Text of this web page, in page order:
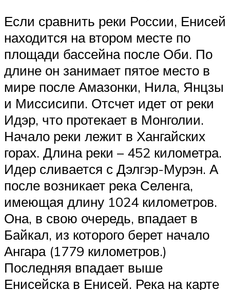
Если сравнить реки России, Енисей
находится на втором месте по
площади бассейна после Оби. По
длине он занимает пятое место в
мире после Амазонки, Нила, Янцзы
и Миссисипи. Отсчет идет от реки
Идэр, что протекает в Монголии.
Начало реки лежит в Хангайских
горах. Длина реки – 452 километра.
Идер сливается с Дэлгэр-Мурэн. А
после возникает река Селенга,
имеющая длину 1024 километров.
Она, в свою очередь, впадает в
Байкал, из которого берет начало
Ангара (1779 километров.)
Последняя впадает выше
Енисейска в Енисей. Река на карте